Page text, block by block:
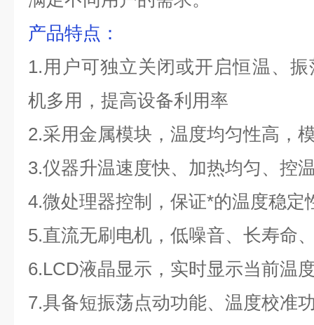
产品特点 ：
1.用户可独立关闭或开启恒温、
机多用，提高设备利用率
2.采用金属模块，温度均匀性高，
3.仪器升温速度快、加热均匀、控
4.微处理器控制，保证*的温度稳定
5.直流无刷电机，低噪音、长寿命
6.LCD液晶显示，实时显示当前温
7.具备短振荡点动功能、温度校准